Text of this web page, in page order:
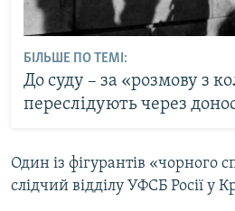
БІЛЬШЕ ПО ТЕМІ:
До суду – за «розмову з
переслідують через
Один із фігурантів «чорного
слідчий відділу УФСБ Росії у